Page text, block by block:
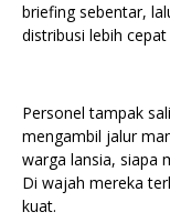
briefing sebentar,
distribusi lebih
Personel tampak
mengambil jalur
warga lansia, siapa
Di wajah mereka
kuat.